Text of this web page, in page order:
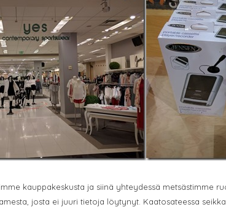
kauppakeskusta ja siinä yhteydessä metsästimme
josta ei juuri tietoja löytynyt. Kaatosateessa